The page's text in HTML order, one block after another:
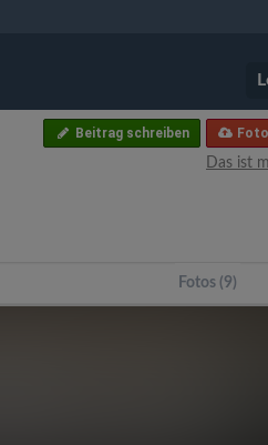
Beitrag schreiben
Das ist
Fotos (9)